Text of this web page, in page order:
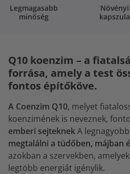
Legmagasabb
minőség
Növényi
kapszula
Q10 koenzim – a
forrása, amely a test
fontos építőköve.
A Coenzim Q10, melyet
koenzimének is neveznek,
emberi sejteknekA
megtalálni a tüdőben, májban
azokban a szervekben,
legtöbb energiát igénylik.